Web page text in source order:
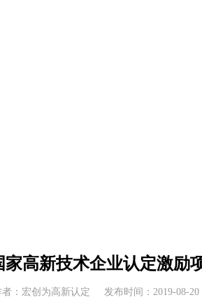
家高新技术企业认定激励
者：宏创为高新认定 发布时间：2019-08-20